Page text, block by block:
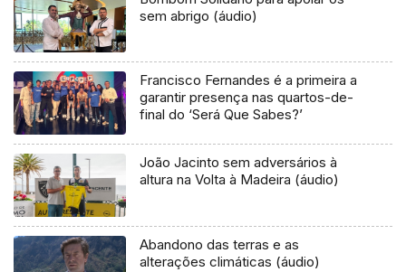
sem abrigo (áudio)
Francisco Fernandes é a primeira a
garantir presença nas quartos-de-
final do ‘Será Que Sabes?’
João Jacinto sem adversários à
altura na Volta à Madeira (áudio)
Abandono das terras e as
alterações climáticas (áudio)